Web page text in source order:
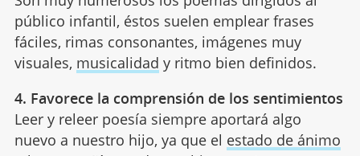
público infantil, éstos suelen emplear frases
fáciles, rimas consonantes, imágenes muy
visuales, musicalidad y ritmo bien definidos.
4. Favorece la comprensión de los sentimientos
Leer y releer poesía siempre aportará algo
nuevo a nuestro hijo, ya que el estado de ánimo